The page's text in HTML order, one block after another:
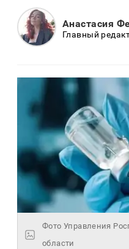
Анастасия
Главный
Фото Управления
области